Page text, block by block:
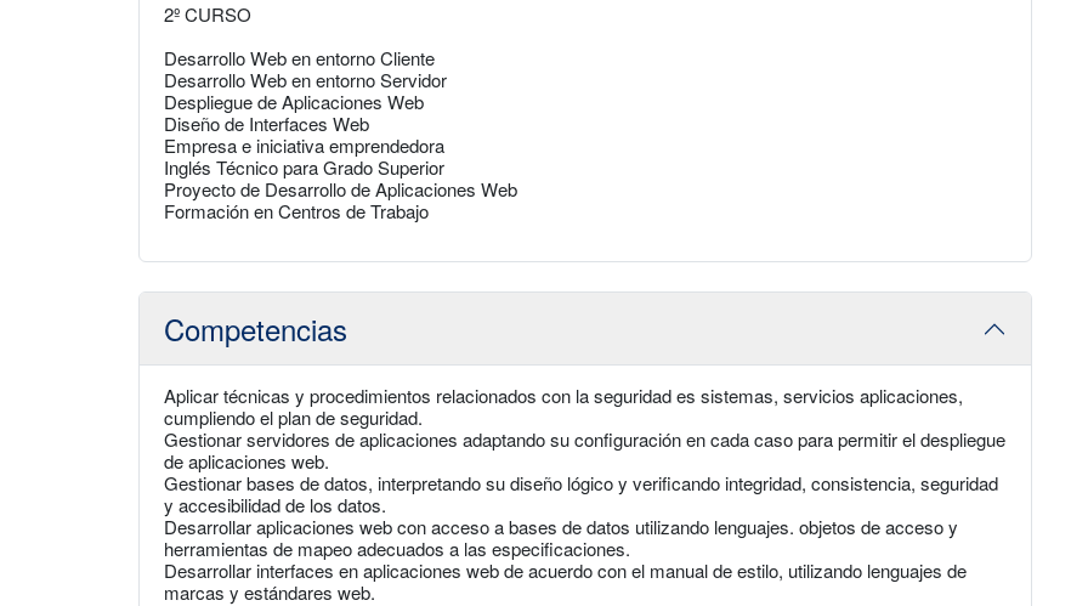
2º CURSO
Desarrollo Web en entorno Cliente
Desarrollo Web en entorno Servidor
Despliegue de Aplicaciones Web
Diseño de Interfaces Web
Empresa e iniciativa emprendedora
Inglés Técnico para Grado Superior
Proyecto de Desarrollo de Aplicaciones Web
Formación en Centros de Trabajo
Competencias
Aplicar técnicas y procedimientos relacionados con la seguridad es sistemas, servicios aplicaciones,
cumpliendo el plan de seguridad.
Gestionar servidores de aplicaciones adaptando su configuración en cada caso para permitir el despliegue
de aplicaciones web.
Gestionar bases de datos, interpretando su diseño lógico y verificando integridad, consistencia, seguridad
y accesibilidad de los datos.
Desarrollar aplicaciones web con acceso a bases de datos utilizando lenguajes. objetos de acceso y
herramientas de mapeo adecuados a las especificaciones.
Desarrollar interfaces en aplicaciones web de acuerdo con el manual de estilo, utilizando lenguajes de
marcas y estándares web.